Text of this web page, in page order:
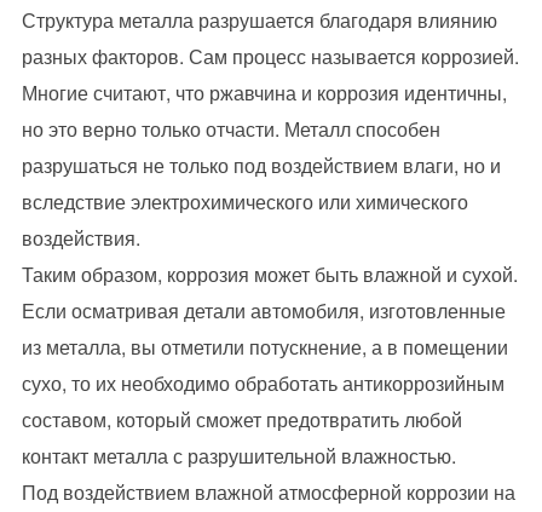
Структура металла разрушается благодаря влиянию
разных факторов. Сам процесс называется коррозией.
Многие считают, что ржавчина и коррозия идентичны,
но это верно только отчасти. Металл способен
разрушаться не только под воздействием влаги, но и
вследствие электрохимического или химического
воздействия.
Таким образом, коррозия может быть влажной и сухой.
Если осматривая детали автомобиля, изготовленные
из металла, вы отметили потускнение, а в помещении
сухо, то их необходимо обработать антикоррозийным
составом, который сможет предотвратить любой
контакт металла с разрушительной влажностью.
Под воздействием влажной атмосферной коррозии на